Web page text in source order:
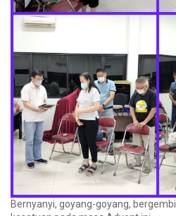
Bernyanyi, goyang-goyang,